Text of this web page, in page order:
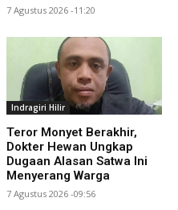
7 Agustus 2026 -11:20
Indragiri Hilir
Teror Monyet Berakhir,
Dokter Hewan Ungkap
Dugaan Alasan Satwa Ini
Menyerang Warga
7 Agustus 2026 -09:56